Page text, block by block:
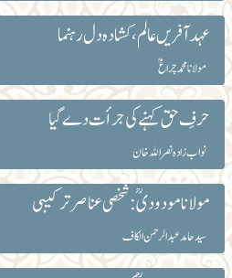
عہدآفریں عالم، کشادہ دل رہنما
مولانا محمد چراغ ؒ
حرفِ حق کہنے کی جرأت دے گیا
نواب زادہ نصر اﷲ خان
مولانا مودودیؒ :شخصی عناصر ترکیبی
سید حامد عبدالرحمن الکاف